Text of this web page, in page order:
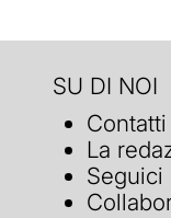
SU DI NOI
Contatti
La
Seguici